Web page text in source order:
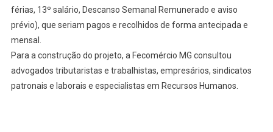
férias, 13º salário, Descanso Semanal Remunerado e aviso
prévio), que seriam pagos e recolhidos de forma antecipada e
mensal.
Para a construção do projeto, a Fecomércio MG consultou
advogados tributaristas e trabalhistas, empresários, sindicatos
patronais e laborais e especialistas em Recursos Humanos.